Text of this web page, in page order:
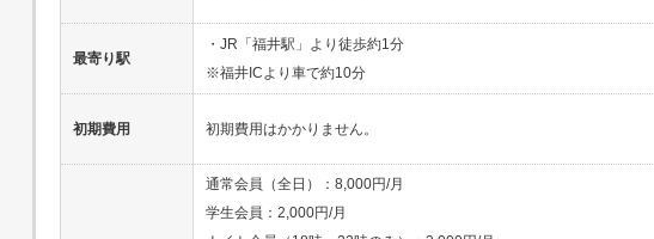
最寄り駅
・JR「福井駅」より徒歩約1分
※福井ICより車で約10分
初期費用 初期費用はかかりません。
通常会員（全日）：8,000円/月
学生会員：2,000円/月